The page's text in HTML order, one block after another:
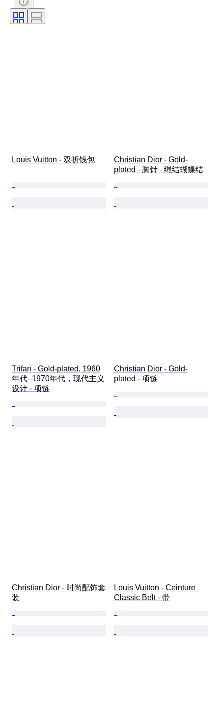
物品尺寸
Size
Louis Vuitton - 双折钱包
Christian Dior - Gold-
plated - 胸针 - 绳结蝴蝶结
Trifari - Gold-plated, 1960
年代–1970年代，现代主义
设计 - 项链
Christian Dior - Gold-
plated - 项链
Christian Dior - 时尚配饰套
装
Louis Vuitton - Ceinture
Classic Belt - 带